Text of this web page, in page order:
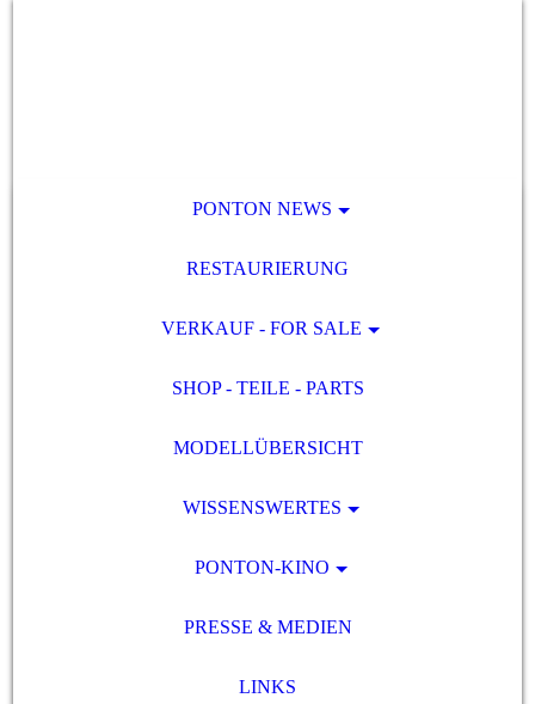
PONTON NEWS
RESTAURIERUNG
VERKAUF - FOR SALE
SHOP - TEILE - PARTS
MODELLÜBERSICHT
WISSENSWERTES
PONTON-KINO
PRESSE & MEDIEN
LINKS